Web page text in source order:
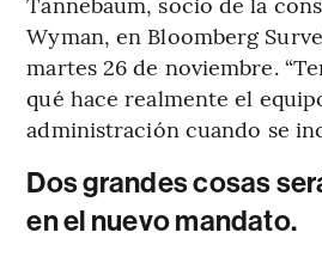
Wyman, en Bloomberg
martes 26 de noviembre.
qué hace realmente el
administración cuando se
Dos grandes cosas
en el nuevo mandato.